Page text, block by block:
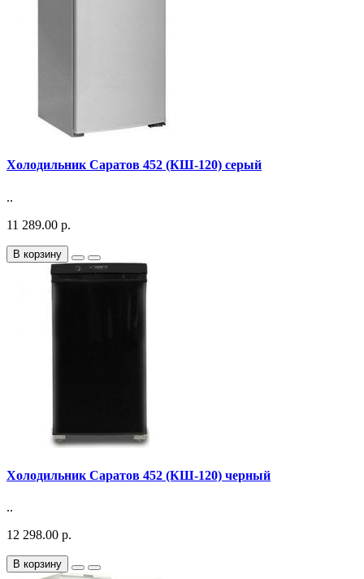
Холодильник Саратов 452 (КШ-120) серый
..
11 289.00 р.
В корзину
Холодильник Саратов 452 (КШ-120) черный
..
12 298.00 р.
В корзину